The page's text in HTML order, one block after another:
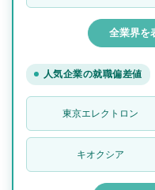
全業界を
人気企業の就職偏差値
東京エレクトロン
キオクシア